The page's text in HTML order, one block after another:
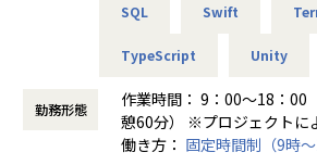
＜チーム組織構成＞
入社後は原則2名以上のチームに配属され
また、経験値に応じて先輩がフォローに入
ャットで気軽に相談できる環境を整えてい
SQL Swift
TypeScript Unity
勤務形態
作業時間： 9：00～18：00
憩60分） ※プロジェク
働き方： 固定時間制（9時